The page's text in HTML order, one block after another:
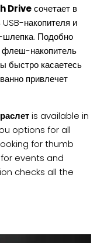
Driveсочетает в
накопителя и
шлепка. Подобно
флеш-накопитель
быстро касаетесь
привлечет
is available in
options for all
for thumb
for events and
checks all the